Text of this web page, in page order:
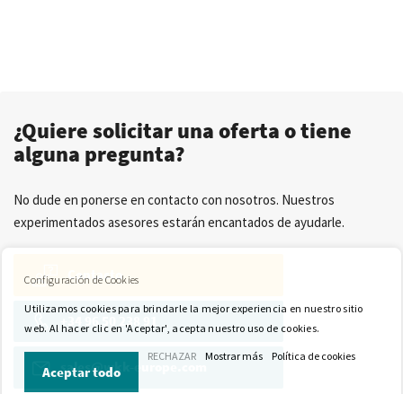
¿Quiere solicitar una oferta o tiene
alguna pregunta?
No dude en ponerse en contacto con nosotros. Nuestros
experimentados asesores estarán encantados de ayudarle.
Contacto
sales@wkk-europe.com
Configuración de Cookies
Utilizamos cookies para brindarle la mejor experiencia en nuestro sitio
web. Al hacer clic en 'Aceptar', acepta nuestro uso de cookies.
Aceptar todo
RECHAZAR Mostrar más Política de cookies